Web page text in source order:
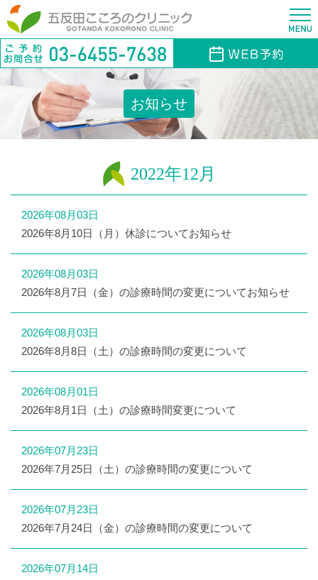
お知らせ
2022年12月
2026年08月03日
2026年8月10日（月）休診についてお知らせ
2026年08月03日
2026年8月7日（金）の診療時間の変更についてお知らせ
2026年08月03日
2026年8月8日（土）の診療時間の変更について
2026年08月01日
2026年8月1日（土）の診療時間変更について
2026年07月23日
2026年7月25日（土）の診療時間の変更について
2026年07月23日
2026年7月24日（金）の診療時間の変更について
2026年07月14日